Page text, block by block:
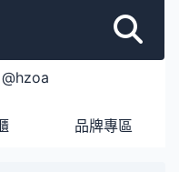
@hzoa
品牌專區